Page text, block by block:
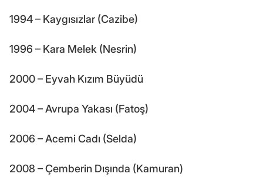
1994 – Kaygısızlar (Cazibe)
1996 – Kara Melek (Nesrin)
2000 – Eyvah Kızım Büyüdü
2004 – Avrupa Yakası (Fatoş)
2006 – Acemi Cadı (Selda)
2008 – Çemberin Dışında (Kamuran)